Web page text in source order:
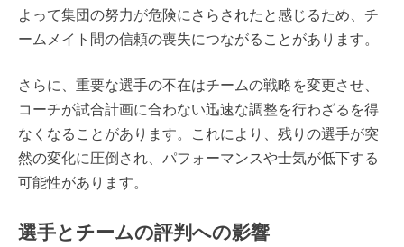
よって集団の努力が危険にさらされたと感じるため、チ
ームメイト間の信頼の喪失につながることがあります。
さらに、重要な選手の不在はチームの戦略を変更させ、
コーチが試合計画に合わない迅速な調整を行わざるを得
なくなることがあります。これにより、残りの選手が突
然の変化に圧倒され、パフォーマンスや士気が低下する
可能性があります。
選手とチームの評判への影響